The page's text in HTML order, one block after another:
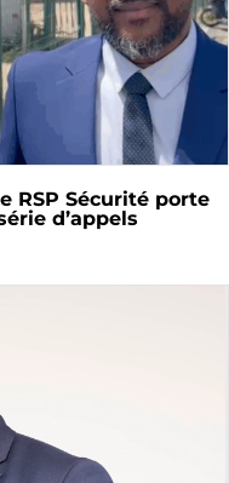
RSP Sécurité porte
d’appels